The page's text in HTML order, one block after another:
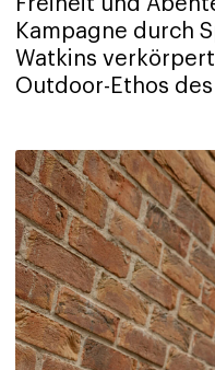
Freiheit und
Kampagne durch
Watkins
Outdoor-Ethos